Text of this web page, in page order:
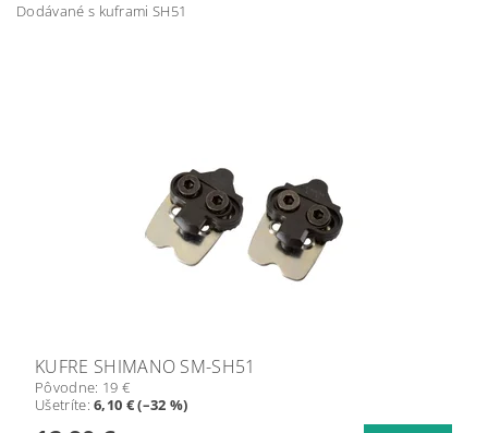
Dodávané s kuframi SH51
KUFRE SHIMANO SM-SH51
Pôvodne: 19 €
Ušetríte:6,10 € (–32 %)